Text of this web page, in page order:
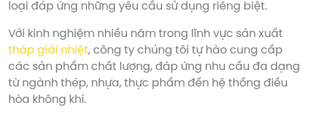
loại đáp ứng những yêu cầu sử dụng riêng biệt.
Với kinh nghiệm nhiều năm trong lĩnh vực sản xuất
tháp giải nhiệt, công ty chúng tôi tự hào cung cấp
các sản phẩm chất lượng, đáp ứng nhu cầu đa dạng
từ ngành thép, nhựa, thực phẩm đến hệ thống điều
hòa không khí.